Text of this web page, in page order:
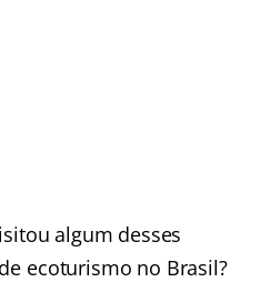
algum desses
ecoturismo no Brasil?